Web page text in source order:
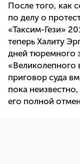
После того, как
по делу о
«Таксим-Гези»
теперь Халиту
дней тюремного
«Великолепного
приговор суда
пока
его полной